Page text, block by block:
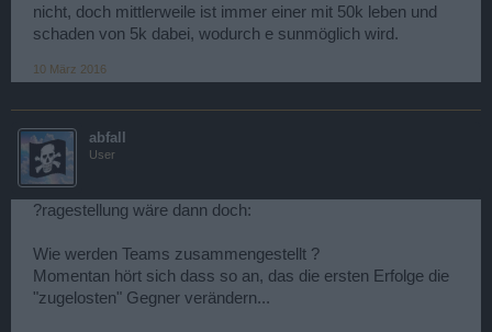
nicht, doch mittlerweile ist immer einer mit 50k leben und
schaden von 5k dabei, wodurch e sunmöglich wird.
10 März 2016
abfall
User
?ragestellung wäre dann doch:
Wie werden Teams zusammengestellt ?
Momentan hört sich dass so an, das die ersten Erfolge die
"zugelosten" Gegner verändern...